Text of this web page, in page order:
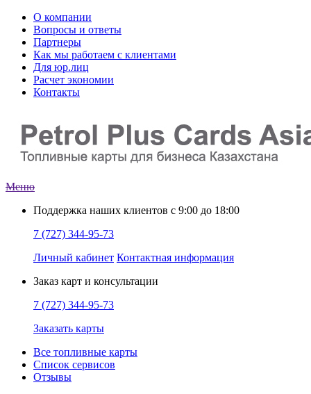
О компании
Вопросы и ответы
Партнеры
Как мы работаем с клиентами
Для юр.лиц
Расчет экономии
Контакты
Меню
Поддержка наших клиентов с 9:00 до 18:00
7 (727) 344-95-73
Личный кабинет Контактная информация
Заказ карт и консультации
7 (727) 344-95-73
Заказать карты
Все топливные карты
Список сервисов
Отзывы